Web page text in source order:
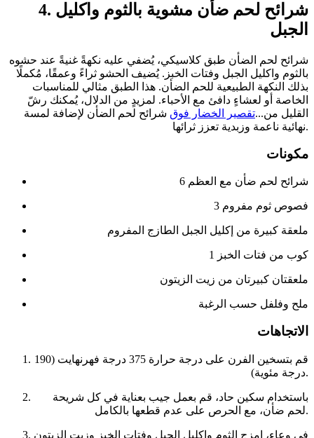
4. شرائح لحم ضأن مشوية بالثوم واكليل
الجبل
شرائح لحم الضأن طبق كلاسيكي، يُضفي عليه نكهةً غنيةً عند حشوه
بالثوم واكليل الجبل وفتات الخبز. يُضيف الحشو ثراءً وعمقًا، مُكملًا
بذلك النكهة الطبيعية للحم الضأن. هذا الطبق مثالي للمناسبات
الخاصة أو لعشاءٍ دافئ مع الأحباء. لمزيدٍ من الدلال، يُمكنك رشّ
القليل من...تقصير الخضار فوق شرائح لحم الضأن لإضافة لمسة
نهائية ناعمة وزبدية تعزز ثرائها.
مكونات
6 شرائح لحم ضأن مع العظم
3 فصوص ثوم مفروم
ملعقة كبيرة من إكليل الجبل الطازج المفروم
1 كوب من فتات الخبز
ملعقتان كبيرتان من زيت الزيتون
ملح وفلفل حسب الرغبة
الاتجاهات
قم بتسخين الفرن على درجة حرارة 375 درجة فهرنهايت (190
درجة مئوية).
باستخدام سكين حاد، قم بعمل جيب بعناية في كل شريحة
لحم ضأن، مع الحرص على عدم قطعها بالكامل.
في وعاء، امزج الثوم وإكليل الجبل وفتات الخبز وزيت الزيتون